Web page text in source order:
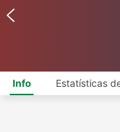
Info Estatísticas